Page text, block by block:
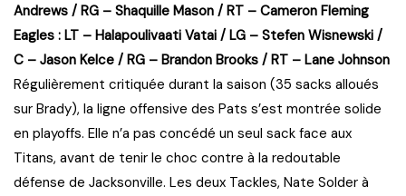
Andrews / RG – Shaquille Mason / RT – Cameron Fleming
Eagles : LT – Halapoulivaati Vatai / LG – Stefen Wisnewski /
C – Jason Kelce / RG – Brandon Brooks / RT – Lane Johnson
Régulièrement critiquée durant la saison (35 sacks alloués
sur Brady), la ligne offensive des Pats s’est montrée solide
en playoffs. Elle n’a pas concédé un seul sack face aux
Titans, avant de tenir le choc contre à la redoutable
défense de Jacksonville. Les deux Tackles, Nate Solder à